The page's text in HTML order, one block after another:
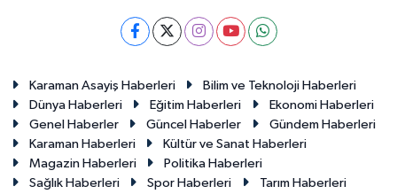
Karaman Asayiş Haberleri
Bilim ve Teknoloji Haberleri
Dünya Haberleri
Eğitim Haberleri
Ekonomi Haberleri
Genel Haberler
Güncel Haberler
Gündem Haberleri
Karaman Haberleri
Kültür ve Sanat Haberleri
Magazin Haberleri
Politika Haberleri
Sağlık Haberleri
Spor Haberleri Tarım Haberleri